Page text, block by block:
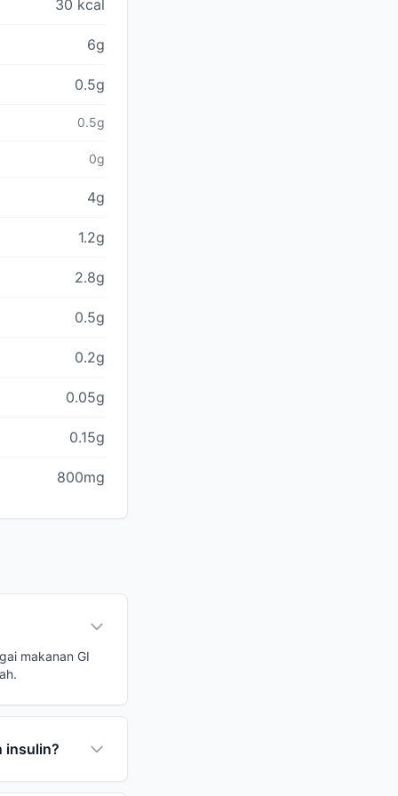
30 kcal
6g
0.5g
0.5g
0g
4g
1.2g
2.8g
0.5g
0.2g
0.05g
0.15g
800mg
makanan GI
insulin?